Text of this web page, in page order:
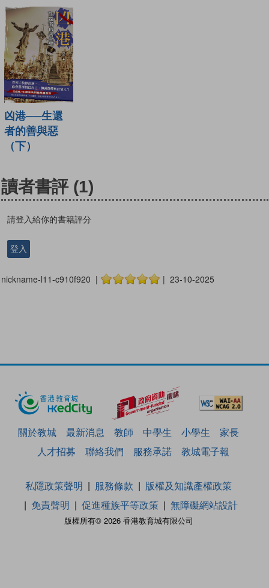
凶港──生還
者的善與惡
（下）
讀者書評 (1)
請登入給你的書籍評分
登入
nickname-l11-c910f920 | | 23-10-2025
關於教城 最新消息 教師 中學生 小學生
家長
人才招募
聯絡我們 服務承諾 教城電子報
版權所有© 2026 香港教育城有限公司
私隱政策聲明 服務條款
版權及知識產權政策
免責聲明
促進種族平等政策 無障礙網站設計